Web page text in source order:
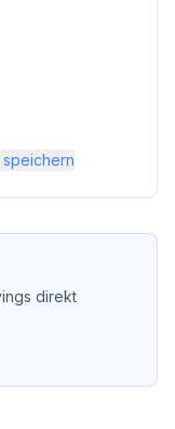
speichern
direkt